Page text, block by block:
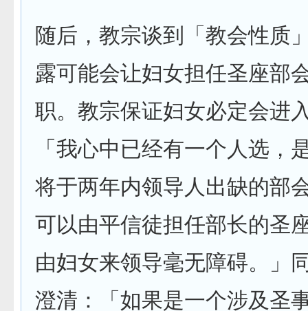
随后，教宗谈到「教会性质
露可能会让妇女担任圣座部
职。教宗保证妇女必定会进
「我心中已经有一个人选，
将于两年内领导人出缺的部
可以由平信徒担任部长的圣
由妇女来领导毫无障碍。」
澄清：「如果是一个涉及圣